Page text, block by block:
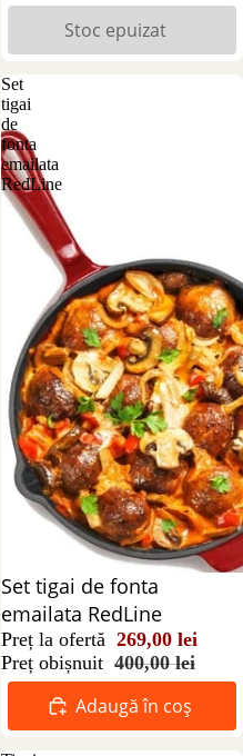
Stoc epuizat
Set
tigai
de
fonta
emailata
RedLine
Reducere 33%
Set tigai de fonta
emailata RedLine
Preț la ofertă 269,00 lei
Preț obișnuit 400,00 lei
Adaugă în coș